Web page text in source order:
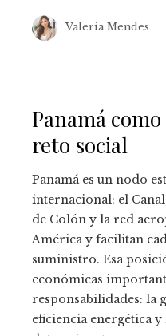
Valeria Mendes
Panamá
reto social
Panamá es un nodo
internacional: el
de Colón y la red
América y facilitan
suministro. Esa
económicas
responsabilidades: la
eficiencia energética